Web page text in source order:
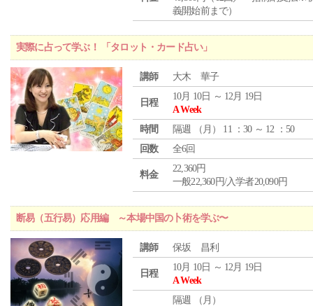
義開始前まで）
実際に占って学ぶ！ 「タロット・カード占い」
講師 大木 華子
日程
10月 10日 ～ 12月 19日
A Week
時間
隔週 （ 月 ） 11 ：30 ～ 12 ：50
回数
全6回
料金
22,360円
一般22,360円/入学者20,090円
断易（五行易）応用編 ～本場中国の卜術を学ぶ〜
講師 保坂 昌利
日程
10月 10日 ～ 12月 19日
A Week
隔週 （ 月 ）